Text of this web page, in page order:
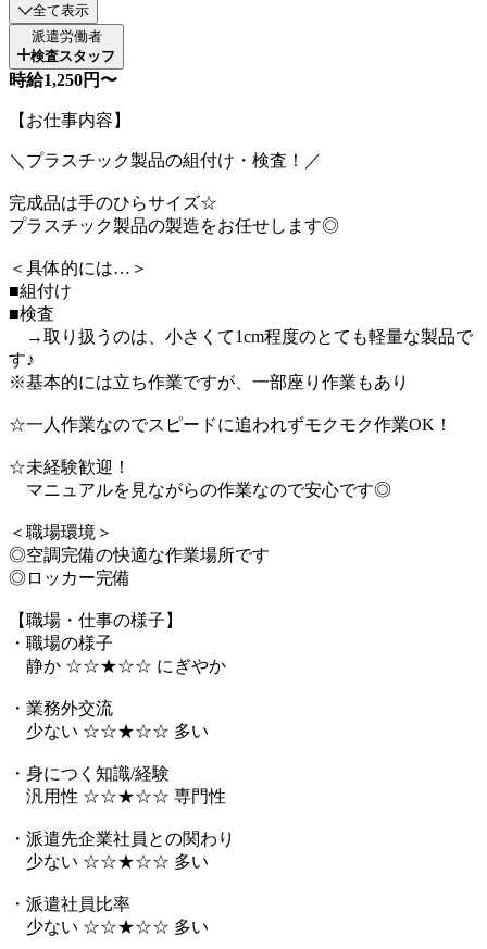
全て表示
派遣労働者
検査スタッフ
時給1,250円〜
【お仕事内容】
＼プラスチック製品の組付け・検査！／
完成品は手のひらサイズ☆
プラスチック製品の製造をお任せします◎
＜具体的には…＞
■組付け
■検査
→取り扱うのは、小さくて1cm程度のとても軽量な製品で
す♪
※基本的には立ち作業ですが、一部座り作業もあり
☆一人作業なのでスピードに追われずモクモク作業OK！
☆未経験歓迎！
マニュアルを見ながらの作業なので安心です◎
＜職場環境＞
◎空調完備の快適な作業場所です
◎ロッカー完備
【職場・仕事の様子】
・職場の様子
静か ☆☆★☆☆ にぎやか
・業務外交流
少ない ☆☆★☆☆ 多い
・身につく知識/経験
汎用性 ☆☆★☆☆ 専門性
・派遣先企業社員との関わり
少ない ☆☆★☆☆ 多い
・派遣社員比率
少ない ☆☆★☆☆ 多い